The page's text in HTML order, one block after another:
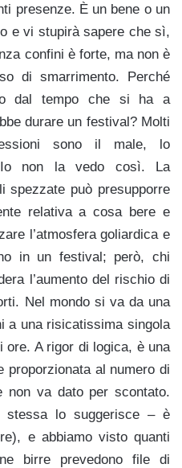
presenze. È un bene o un
e vi stupirà sapere che sì,
confini è forte, ma non è
di smarrimento. Perché
dal tempo che si ha a
durare un festival? Molti
sono il male, lo
Io non la vedo così. La
spezzate può presupporre
relativa a cosa bere e
l’atmosfera goliardica e
in un festival; però, chi
l’aumento del rischio di
Nel mondo si va da una
a una risicatissima singola
ore. A rigor di logica, è una
proporzionata al numero di
va dato per scontato.
lo suggerisce – è
e abbiamo visto quanti
birre prevedono file di